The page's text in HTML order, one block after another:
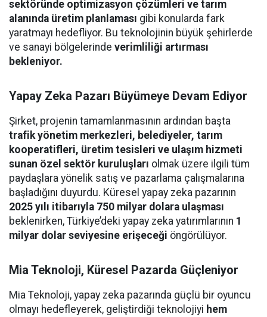
sektöründe optimizasyon çözümleri ve tarım
alanında üretim planlaması gibi konularda fark
yaratmayı hedefliyor. Bu teknolojinin büyük şehirlerde
ve sanayi bölgelerinde verimliliği artırması
bekleniyor.
Yapay Zeka Pazarı Büyümeye Devam Ediyor
Şirket, projenin tamamlanmasının ardından başta
trafik yönetim merkezleri, belediyeler, tarım
kooperatifleri, üretim tesisleri ve ulaşım hizmeti
sunan özel sektör kuruluşları olmak üzere ilgili tüm
paydaşlara yönelik satış ve pazarlama çalışmalarına
başladığını duyurdu. Küresel yapay zeka pazarının
2025 yılı itibarıyla 750 milyar dolara ulaşması
beklenirken, Türkiye’deki yapay zeka yatırımlarının 1
milyar dolar seviyesine erişeceği öngörülüyor.
Mia Teknoloji, Küresel Pazarda Güçleniyor
Mia Teknoloji, yapay zeka pazarında güçlü bir oyuncu
olmayı hedefleyerek, geliştirdiği teknolojiyi hem